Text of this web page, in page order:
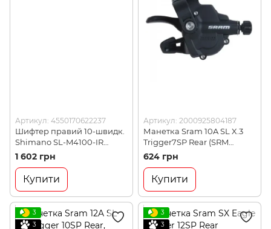
Артикул: 4550170622237
Шифтер правий 10-швидк.
Shimano SL-M4100-IR
Deore (SHMO
ISLM4100RAP)
1 602 грн
Купити
Артикул: 2000925804187
Манетка Sram 10A SL X.3
Trigger7SP Rear (SRM
00.7015.093.040)
624 грн
Купити
3
3
3
3